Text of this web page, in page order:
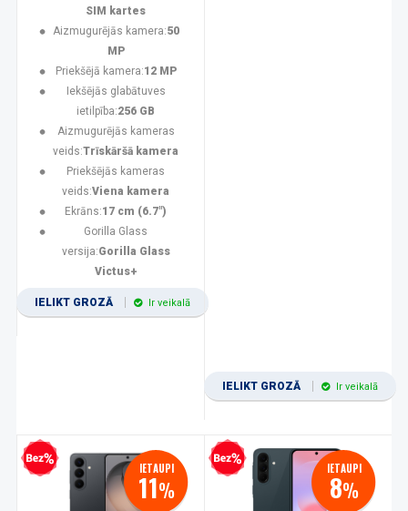
SIM kartes
Aizmugurējās kamera:50
MP
Priekšējā kamera:12 MP
Iekšējās glabātuves
ietilpība:256 GB
Aizmugurējās kameras
veids:Trīskāršā kamera
Priekšējās kameras
veids:Viena kamera
Ekrāns:17 cm (6.7")
Gorilla Glass
versija:Gorilla Glass
Victus+
IELIKT GROZĀ Ir veikalā
IELIKT GROZĀ Ir veikalā
kredīts IETAUPI
11%
Bezprocentu kredīts IETAUPI
8%